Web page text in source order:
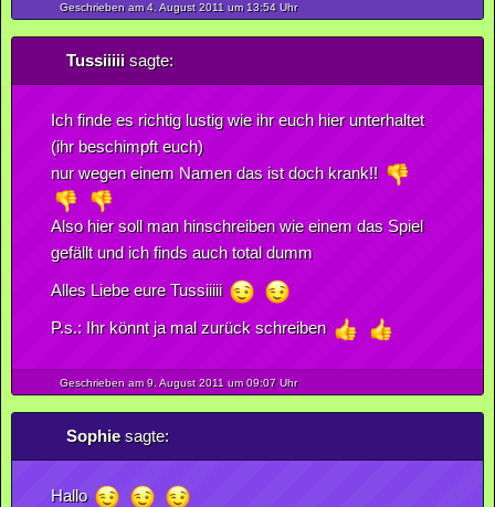
Geschrieben am 4. August2011 um 13:54 Uhr
Tussiiiiisagte:
Ich finde es richtig lustig wie ihr euch hier unterhaltet
(ihr beschimpft euch)
nur wegen einem Namen das ist doch krank!!
Also hier soll man hinschreiben wie einem das Spiel
gefällt und ich finds auch total dumm
Alles Liebe eure Tussiiiii
P.s.: Ihr könnt ja mal zurück schreiben
Geschrieben am 9. August2011 um 09:07 Uhr
Sophiesagte:
Hallo